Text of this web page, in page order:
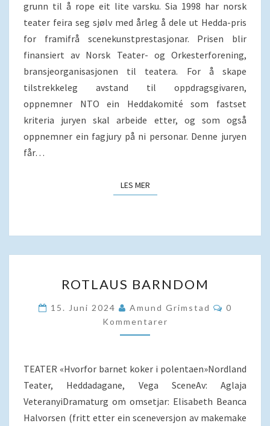
grunn til å rope eit lite varsku. Sia 1998 har norsk
teater feira seg sjølv med årleg å dele ut Hedda-pris
for framifrå scenekunstprestasjonar. Prisen blir
finansiert av Norsk Teater- og Orkesterforening,
bransjeorganisasjonen til teatera. For å skape
tilstrekkeleg avstand til oppdragsgivaren,
oppnemner NTO ein Heddakomité som fastset
kriteria juryen skal arbeide etter, og som også
oppnemner ein fagjury på ni personar. Denne juryen
får…
LES MERLES MER
BARNDOM
ROTLAUS BARNDOM
15. Juni 2024 Amund Grimstad
0
Kommentarer
TEATER «Hvorfor barnet koker i polentaen»Nordland
Teater, Heddadagane, Vega SceneAv: Aglaja
VeteranyiDramaturg om omsetjar: Elisabeth Beanca
Halvorsen (fritt etter ein sceneversjon av makemake